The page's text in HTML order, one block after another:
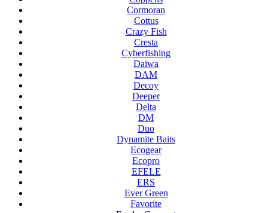
Cormoran
Cottus
Crazy Fish
Cresta
Cyberfishing
Daiwa
DAM
Decoy
Deeper
Delta
DM
Duo
Dynamite Baits
Ecogear
Ecopro
EFELE
ERS
Ever Green
Favorite